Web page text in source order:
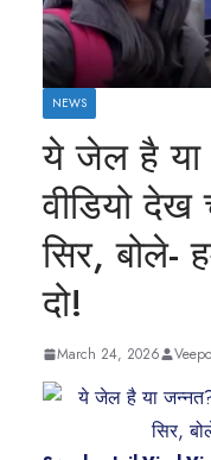
NEWS
ये जेल है या
वीडियो देख
सिर, बोले-
दो!
March 24, 2026